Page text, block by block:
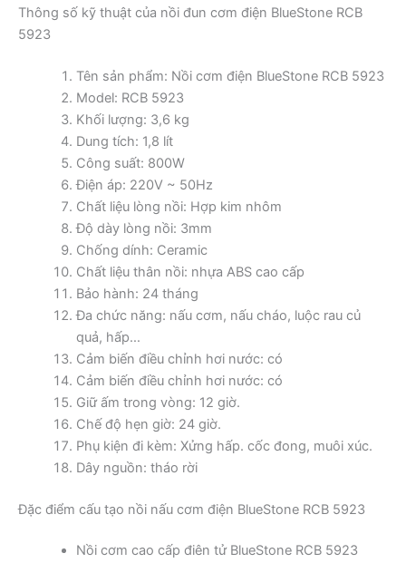
Thông số kỹ thuật của nồi đun cơm điện BlueStone RCB
5923
Tên sản phẩm: Nồi cơm điện BlueStone RCB 5923
Model: RCB 5923
Khối lượng: 3,6 kg
Dung tích: 1,8 lít
Công suất: 800W
Điện áp: 220V ~ 50Hz
Chất liệu lòng nồi: Hợp kim nhôm
Độ dày lòng nồi: 3mm
Chống dính: Ceramic
Chất liệu thân nồi: nhựa ABS cao cấp
Bảo hành: 24 tháng
Đa chức năng: nấu cơm, nấu cháo, luộc rau củ
quả, hấp…
Cảm biến điều chỉnh hơi nước: có
Cảm biến điều chỉnh hơi nước: có
Giữ ấm trong vòng: 12 giờ.
Chế độ hẹn giờ: 24 giờ.
Phụ kiện đi kèm: Xửng hấp. cốc đong, muôi xúc.
Dây nguồn: tháo rời
Đặc điểm cấu tạo nồi nấu cơm điện BlueStone RCB 5923
Nồi cơm cao cấp điên tử BlueStone RCB 5923